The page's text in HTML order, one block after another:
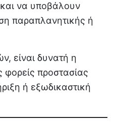
και να υποβάλουν
παραπλανητικής ή
είναι δυνατή η
προστασίας
ή εξωδικαστική